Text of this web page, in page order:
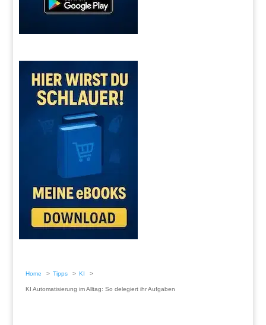
Home Tipps KI
KI Automatisierung im Alltag: So delegiert ihr Aufgaben